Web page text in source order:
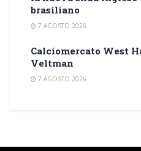
brasiliano
7 AGOSTO 2026
Calciomercato West
Veltman
7 AGOSTO 2026